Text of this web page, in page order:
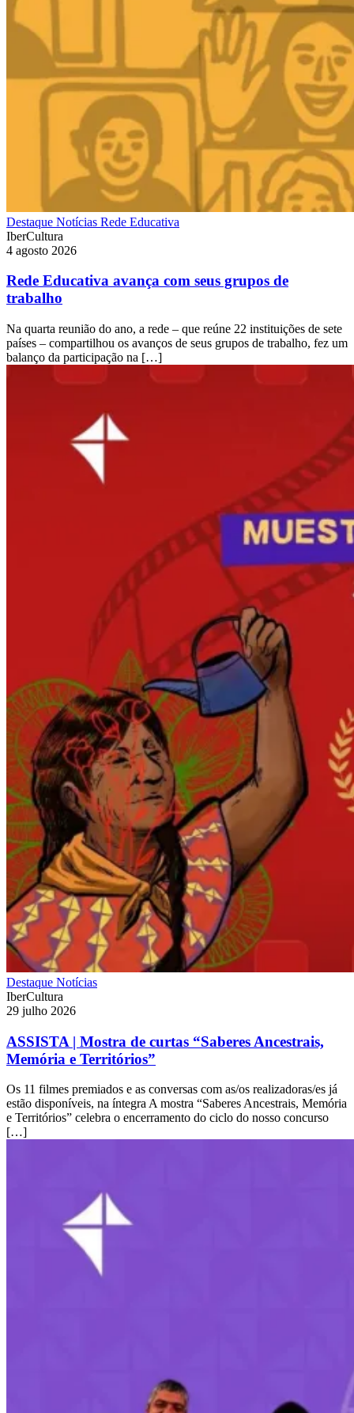
Destaque Notícias Rede Educativa
IberCultura
4 agosto 2026
Rede Educativa avança com seus grupos de
trabalho
Na quarta reunião do ano, a rede – que reúne 22 instituições de sete
países – compartilhou os avanços de seus grupos de trabalho, fez um
balanço da participação na […]
Destaque Notícias
IberCultura
29 julho 2026
ASSISTA | Mostra de curtas “Saberes Ancestrais,
Memória e Territórios”
Os 11 filmes premiados e as conversas com as/os realizadoras/es já
estão disponíveis, na íntegra A mostra “Saberes Ancestrais, Memória
e Territórios” celebra o encerramento do ciclo do nosso concurso
[…]